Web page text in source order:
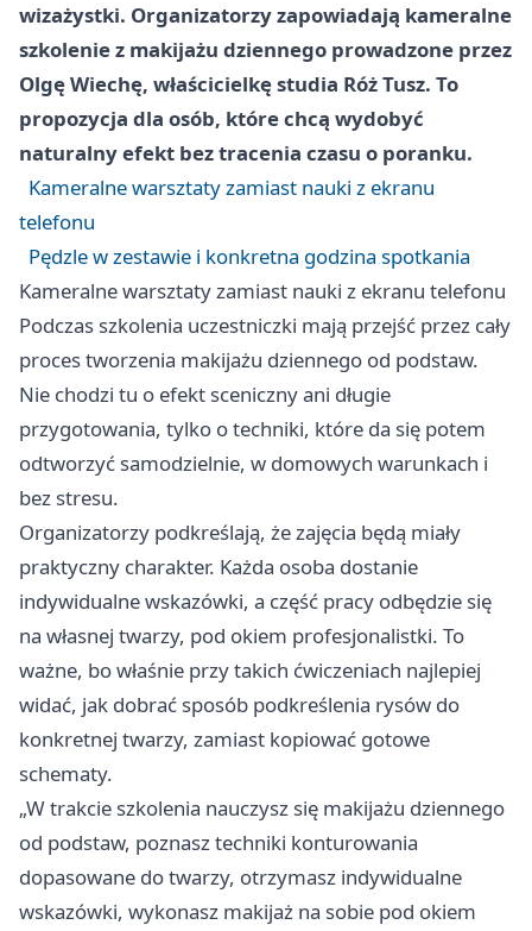
wizażystki. Organizatorzy zapowiadają kameralne
szkolenie z makijażu dziennego prowadzone przez
Olgę Wiechę, właścicielkę studia Róż Tusz. To
propozycja dla osób, które chcą wydobyć
naturalny efekt bez tracenia czasu o poranku.
Kameralne warsztaty zamiast nauki z ekranu
telefonu
Pędzle w zestawie i konkretna godzina spotkania
Kameralne warsztaty zamiast nauki z ekranu telefonu
Podczas szkolenia uczestniczki mają przejść przez cały
proces tworzenia makijażu dziennego od podstaw.
Nie chodzi tu o efekt sceniczny ani długie
przygotowania, tylko o techniki, które da się potem
odtworzyć samodzielnie, w domowych warunkach i
bez stresu.
Organizatorzy podkreślają, że zajęcia będą miały
praktyczny charakter. Każda osoba dostanie
indywidualne wskazówki, a część pracy odbędzie się
na własnej twarzy, pod okiem profesjonalistki. To
ważne, bo właśnie przy takich ćwiczeniach najlepiej
widać, jak dobrać sposób podkreślenia rysów do
konkretnej twarzy, zamiast kopiować gotowe
schematy.
„W trakcie szkolenia nauczysz się makijażu dziennego
od podstaw, poznasz techniki konturowania
dopasowane do twarzy, otrzymasz indywidualne
wskazówki, wykonasz makijaż na sobie pod okiem